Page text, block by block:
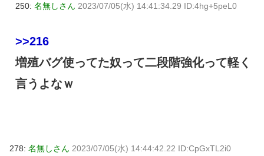
250: 名無しさん 2023/07/05(水) 14:41:34.29 ID:4hg+5peL0
>>216
増殖バグ使ってた奴って二段階強化って軽く
言うよなｗ
278: 名無しさん 2023/07/05(水) 14:44:42.22 ID:CpGxTL2i0